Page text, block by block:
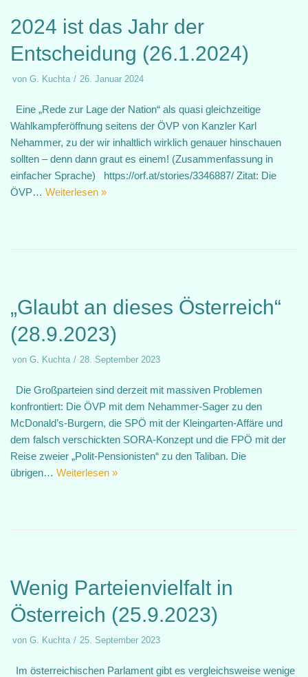
2024 ist das Jahr der
Entscheidung (26.1.2024)
von G. Kuchta 26. Januar 2024
Eine „Rede zur Lage der Nation“ als quasi gleichzeitige
Wahlkampferöffnung seitens der ÖVP von Kanzler Karl
Nehammer, zu der wir inhaltlich wirklich genauer hinschauen
sollten – denn dann graut es einem! (Zusammenfassung in
einfacher Sprache) https://orf.at/stories/3346887/ Zitat: Die
ÖVP… Weiterlesen »
„Glaubt an dieses Österreich“
(28.9.2023)
von G. Kuchta 28. September 2023
Die Großparteien sind derzeit mit massiven Problemen
konfrontiert: Die ÖVP mit dem Nehammer-Sager zu den
McDonald’s-Burgern, die SPÖ mit der Kleingarten-Affäre und
dem falsch verschickten SORA-Konzept und die FPÖ mit der
Reise zweier „Polit-Pensionisten“ zu den Taliban. Die
übrigen… Weiterlesen »
Wenig Parteienvielfalt in
Österreich (25.9.2023)
von G. Kuchta 25. September 2023
Im österreichischen Parlament gibt es vergleichsweise wenige